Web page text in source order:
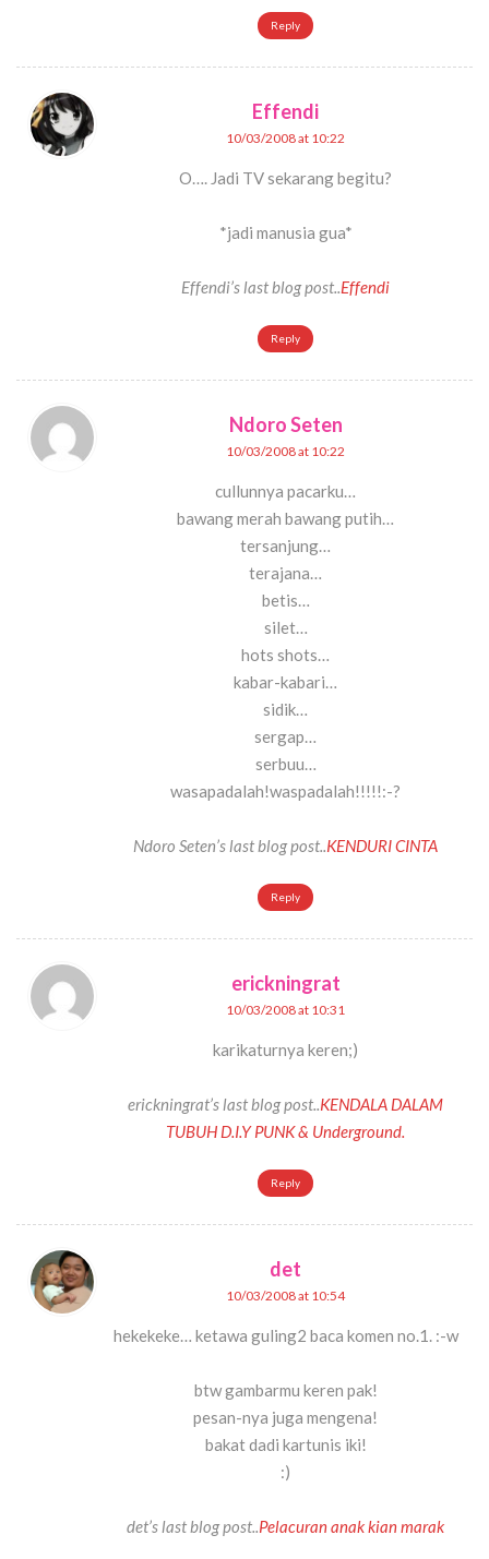
Reply
Effendi
10/03/2008 at 10:22
O…. Jadi TV sekarang begitu?
*jadi manusia gua*
Effendi’s last blog post..Effendi
Reply
Ndoro Seten
10/03/2008 at 10:22
cullunnya pacarku…
bawang merah bawang putih…
tersanjung…
terajana…
betis…
silet…
hots shots…
kabar-kabari…
sidik…
sergap…
serbuu…
wasapadalah!waspadalah!!!!!:-?
Ndoro Seten’s last blog post..KENDURI CINTA
Reply
erickningrat
10/03/2008 at 10:31
karikaturnya keren;)
erickningrat’s last blog post..KENDALA DALAM
TUBUH D.I.Y PUNK & Underground.
Reply
det
10/03/2008 at 10:54
hekekeke… ketawa guling2 baca komen no.1. :-w
btw gambarmu keren pak!
pesan-nya juga mengena!
bakat dadi kartunis iki!
:)
det’s last blog post..Pelacuran anak kian marak